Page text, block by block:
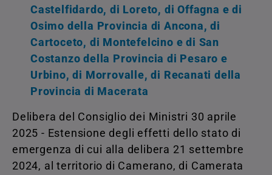
Castelfidardo, di Loreto, di Offagna e di
Osimo della Provincia di Ancona, di
Cartoceto, di Montefelcino e di San
Costanzo della Provincia di Pesaro e
Urbino, di Morrovalle, di Recanati della
Provincia di Macerata
Delibera del Consiglio dei Ministri 30 aprile
2025 - Estensione degli effetti dello stato di
emergenza di cui alla delibera 21 settembre
2024, al territorio di Camerano, di Camerata